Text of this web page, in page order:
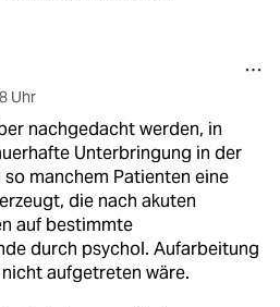
Uhr
nachgedacht werden, in
Unterbringung in der
manchem Patienten eine
die nach akuten
auf bestimmte
durch psychol. Aufarbeitung
aufgetreten wäre.